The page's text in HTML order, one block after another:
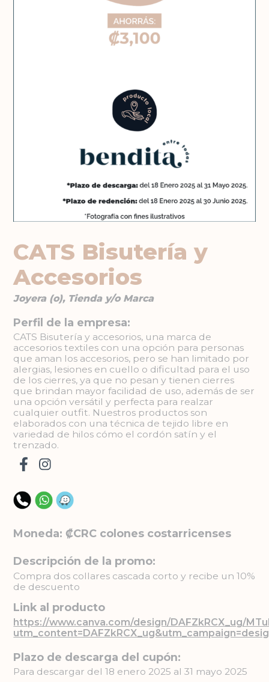
CATS Bisutería y
Accesorios
Joyera (o), Tienda y/o Marca
Perfil de la empresa:
CATS Bisutería y accesorios, una marca de
accesorios textiles con una opción para personas
que aman los accesorios, pero se han limitado por
alergias, lesiones en cuello o dificultad para el uso
de los cierres, ya que no pesan y tienen cierres
que brindan mayor facilidad de uso, además de ser
una opción versátil y perfecta para realzar
cualquier outfit. Nuestros productos son
elaborados con una técnica de tejido libre en
variedad de hilos cómo el cordón satín y el
trenzado.
Moneda: ₡CRC colones costarricenses
Descripción de la promo:
Compra dos collares cascada corto y recibe un 10%
de descuento
Link al producto
https://www.canva.com/design/DAFZkRCX_ug/
Plazo de descarga del cupón:
Para descargar del 18 enero 2025 al 31 mayo 2025